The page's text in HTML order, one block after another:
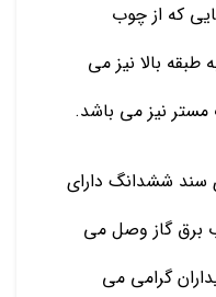
که از چوب
بالا نیز می
سند ششدانگ دارای
اب برق گاز وصل می
گرامی می